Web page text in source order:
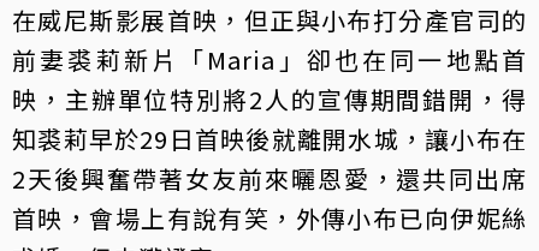
在威尼斯影展首映，但正與小布打分產官司的
前妻裘莉新片「Maria」卻也在同一地點首
映，主辦單位特別將2人的宣傳期間錯開，得
知裘莉早於29日首映後就離開水城，讓小布在
2天後興奮帶著女友前來曬恩愛，還共同出席
首映，會場上有說有笑，外傳小布已向伊妮絲